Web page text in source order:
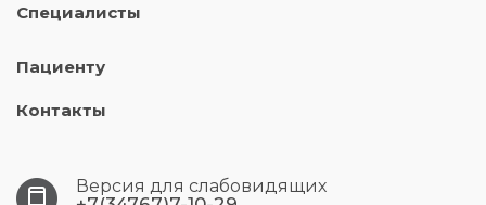
Специалисты
Пациенту
Контакты
Версия для слабовидящих